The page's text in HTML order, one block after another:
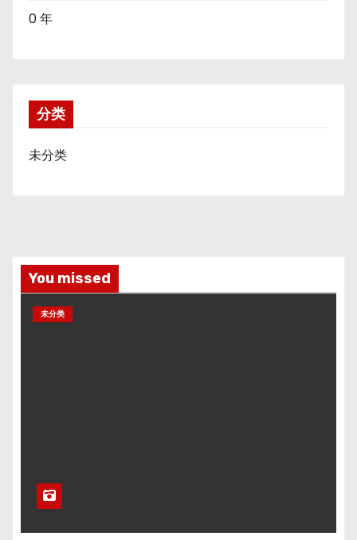
0 年
分类
未分类
You missed
未分类